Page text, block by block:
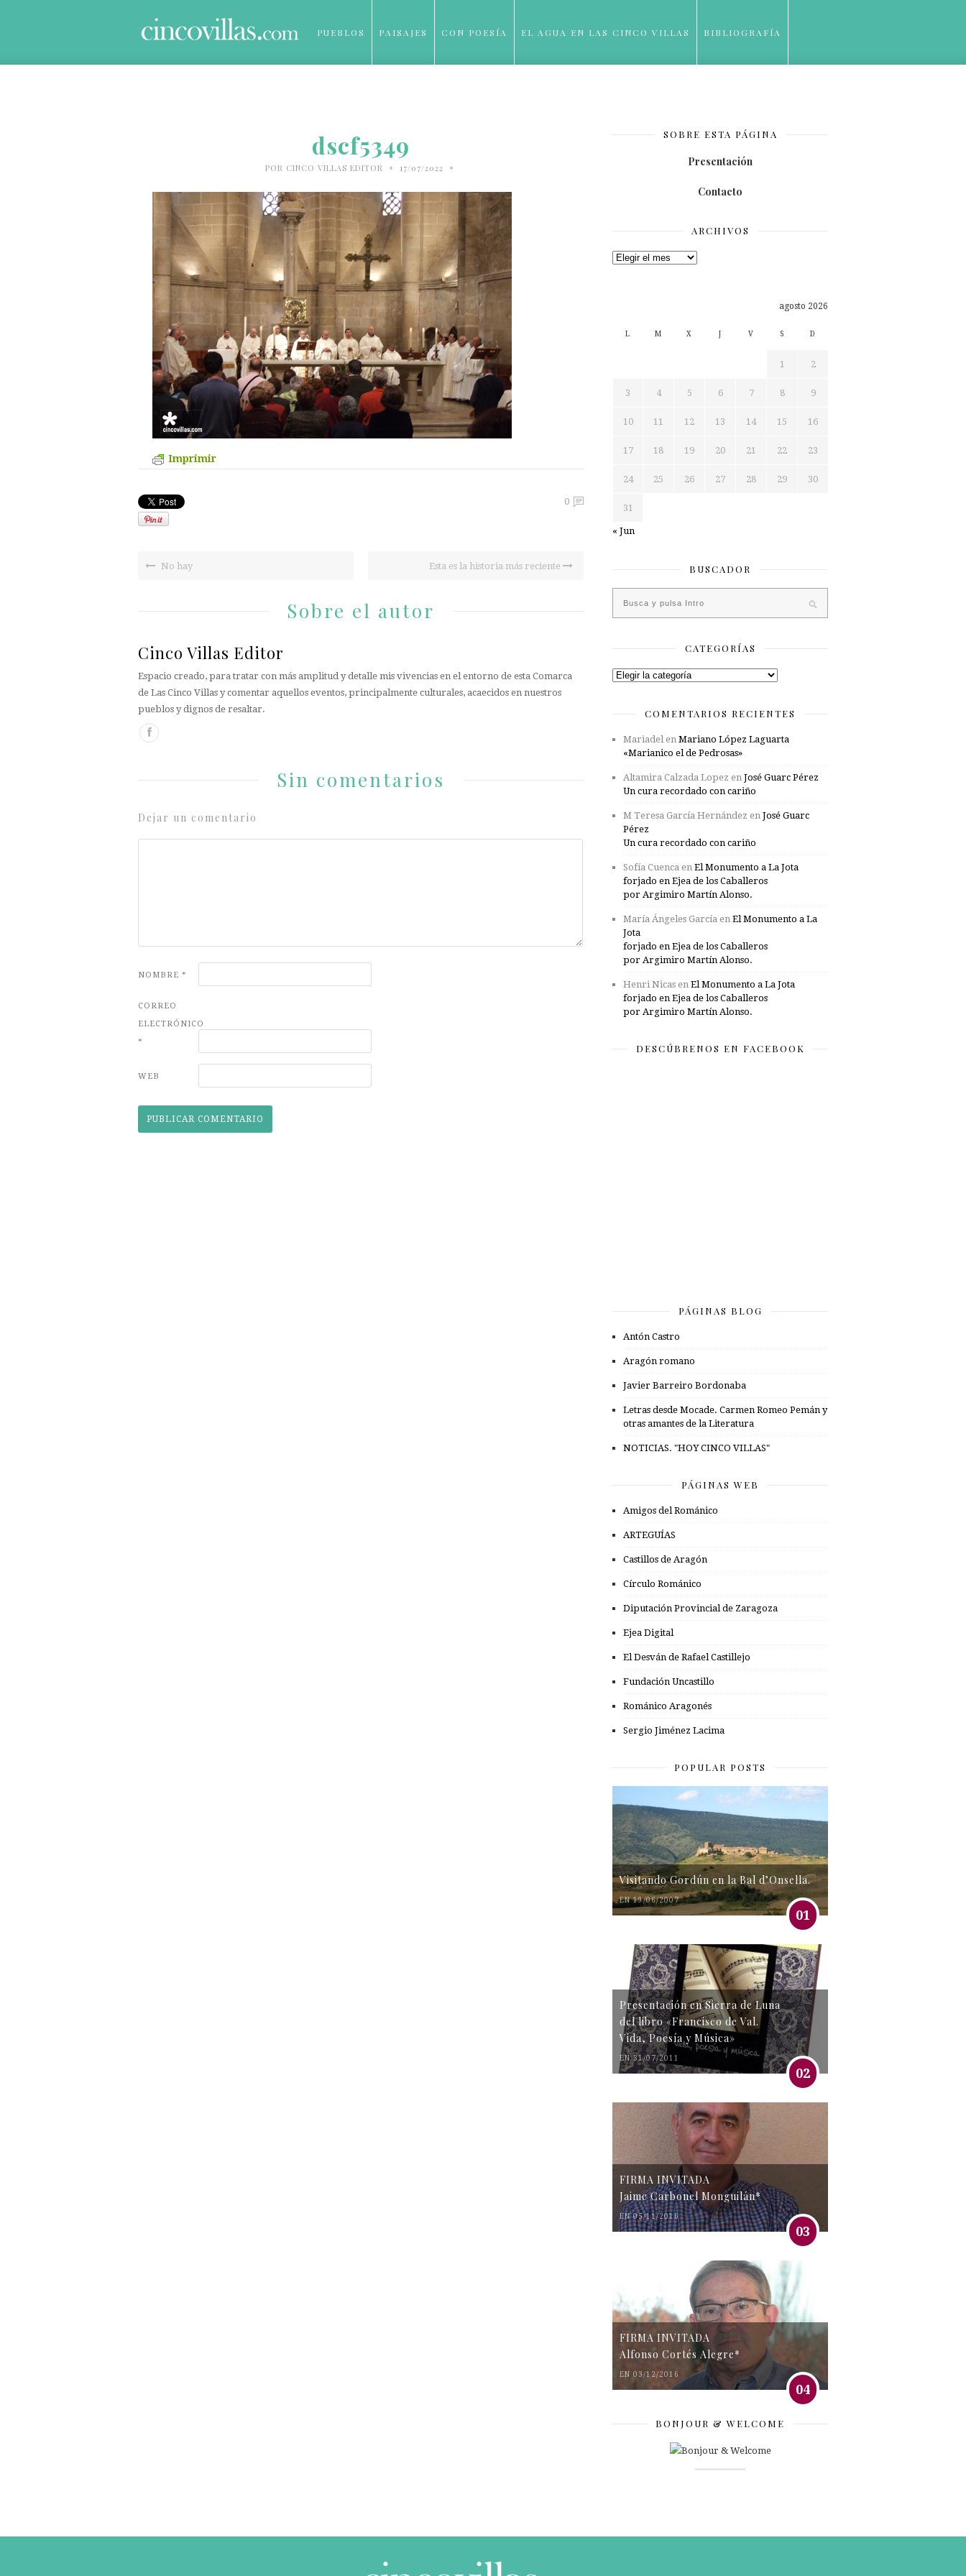
PUEBLOS PAISAJES CON POESÍA EL AGUA EN LAS CINCO VILLAS BIBLIOGRAFÍA
dscf5349
POR CINCO VILLAS EDITOR • 17/07/2022 •
Imprimir
0
No hay Esta es la historia más reciente
Sobre el autor
Cinco Villas Editor
Espacio creado, para tratar con más amplitud y detalle mis vivencias en el entorno de esta Comarca
de Las Cinco Villas y comentar aquellos eventos, principalmente culturales, acaecidos en nuestros
pueblos y dignos de resaltar.
Sin comentarios
Dejar un comentario
NOMBRE *
CORREO
ELECTRÓNICO
*
WEB
SOBRE ESTA PÁGINA
Presentación
Contacto
ARCHIVOS
Archivos
agosto 2026
L M X J V S D
1 2
3 4 5 6 7 8 9
10 11 12 13 14 15 16
17 18 19 20 21 22 23
24 25 26 27 28 29 30
31
« Jun
BUSCADOR
CATEGORÍAS
Categorías
COMENTARIOS RECIENTES
Mariadelen Mariano López Laguarta
«Marianico el de Pedrosas»
Altamira Calzada Lopez en José Guarc Pérez
Un cura recordado con cariño
M Teresa García Hernández en José Guarc
Pérez
Un cura recordado con cariño
Sofía Cuenca en El Monumento a La Jota
forjado en Ejea de los Caballeros
por Argimiro Martín Alonso.
María Ángeles García en El Monumento a La
Jota
forjado en Ejea de los Caballeros
por Argimiro Martín Alonso.
Henri Nicas en El Monumento a La Jota
forjado en Ejea de los Caballeros
por Argimiro Martín Alonso.
DESCÚBRENOS EN FACEBOOK
PÁGINAS BLOG
Antón Castro
Aragón romano
Javier Barreiro Bordonaba
Letras desde Mocade. Carmen Romeo Pemán y
otras amantes de la Literatura
NOTICIAS. "HOY CINCO VILLAS"
PÁGINAS WEB
Amigos del Románico
ARTEGUÍAS
Castillos de Aragón
Círculo Románico
Diputación Provincial de Zaragoza
Ejea Digital
El Desván de Rafael Castillejo
Fundación Uncastillo
Románico Aragonés
Sergio Jiménez Lacima
POPULAR POSTS
Visitando Gordún en la Bal d’Onsella.
EN 19/06/2007
01
Presentación en Sierra de Luna
del libro «Francisco de Val.
Vida, Poesía y Música»
EN 31/07/2011
02
FIRMA INVITADA
Jaime Carbonel Monguilán*
EN 05/11/2016
03
FIRMA INVITADA
Alfonso Cortés Alegre*
EN 03/12/2016
04
BONJOUR & WELCOME